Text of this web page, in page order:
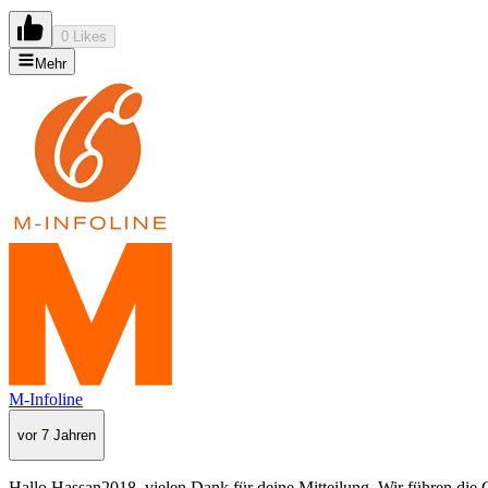
0 Likes
Mehr
M-Infoline
vor 7 Jahren